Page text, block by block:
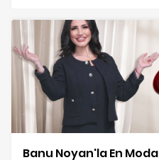
Banu Noyan'la En Moda